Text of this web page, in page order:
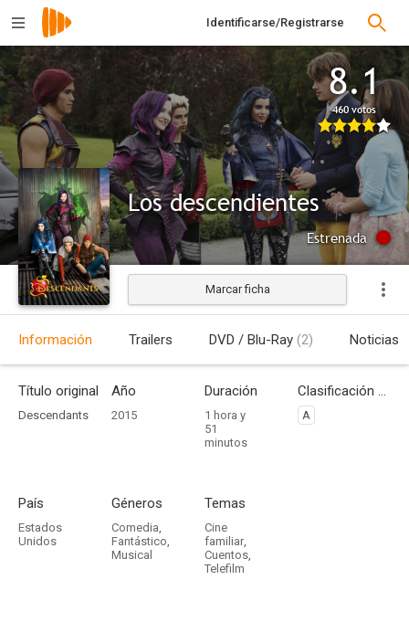
Identificarse/Registrarse
8.1
460 votos
Los descendientes
Estrenada
Marcar ficha
Información Trailers DVD / Blu-Ray (2) Noticias
Título original
Descendants
Año
2015
Duración
1 hora y
51
minutos
Clasificación por edades
A
País
Estados
Unidos
Géneros
Comedia,
Fantástico,
Musical
Temas
Cine
familiar,
Cuentos,
Telefilm